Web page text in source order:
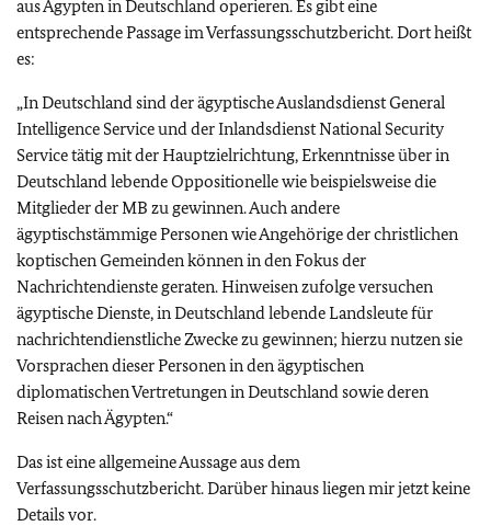
aus Ägypten in Deutschland operieren. Es gibt eine
entsprechende Passage im Verfassungsschutzbericht. Dort heißt
es:
„In Deutschland sind der ägyptische Auslandsdienst General
Intelligence Service und der Inlandsdienst National Security
Service tätig mit der Hauptzielrichtung, Erkenntnisse über in
Deutschland lebende Oppositionelle wie beispielsweise die
Mitglieder der MB zu gewinnen. Auch andere
ägyptischstämmige Personen wie Angehörige der christlichen
koptischen Gemeinden können in den Fokus der
Nachrichtendienste geraten. Hinweisen zufolge versuchen
ägyptische Dienste, in Deutschland lebende Landsleute für
nachrichtendienstliche Zwecke zu gewinnen; hierzu nutzen sie
Vorsprachen dieser Personen in den ägyptischen
diplomatischen Vertretungen in Deutschland sowie deren
Reisen nach Ägypten.“
Das ist eine allgemeine Aussage aus dem
Verfassungsschutzbericht. Darüber hinaus liegen mir jetzt keine
Details vor.